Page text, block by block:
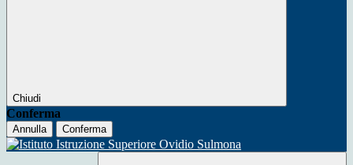
Chiudi
Conferma
Annulla Conferma